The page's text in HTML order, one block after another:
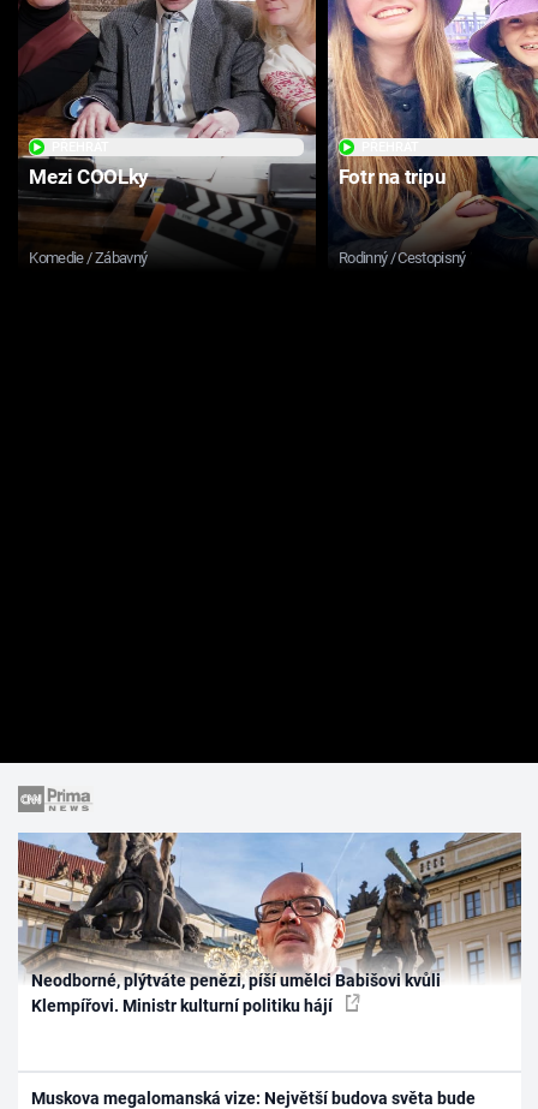
Mezi COOLky
Komedie / Zábavný
Fotr na tripu
Rodinný / Cestopisný
Neodborné, plýtváte penězi, píší umělci Babišovi kvůli
Klempířovi. Ministr kulturní politiku hájí
Muskova megalomanská vize: Největší budova světa bude